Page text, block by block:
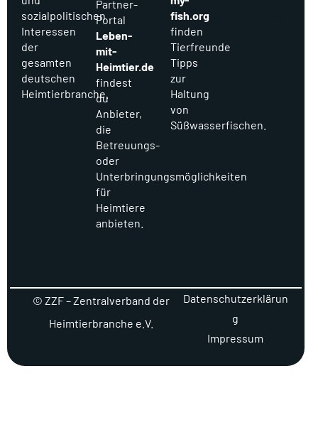
sozialpolitischen
Interessen
der
gesamten
deutschen
Heimtierbranche.
Partner-
Portal
Leben-
mit-
Heimtier.de
findest
du
Anbieter,
die
Betreuungs-
oder
Unterbringungsmöglichkeiten
für
Heimtiere
anbieten.
fish.org
finden
Tierfreunde
Tipps
zur
Haltung
von
Süßwasserfischen.
© ZZF – Zentralverband der
Heimtierbranche e.V.
Datenschutzerklärun
g
Impressum